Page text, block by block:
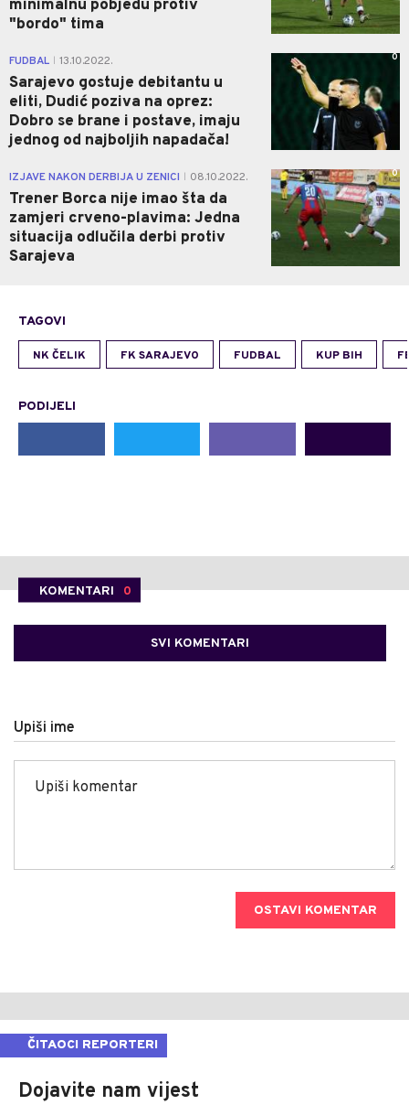
minimalnu pobjedu protiv
"bordo" tima
FUDBAL 13.10.2022.
Sarajevo gostuje debitantu u
eliti, Dudić poziva na oprez:
Dobro se brane i postave, imaju
jednog od najboljih napadača!
0
IZJAVE NAKON DERBIJA U ZENICI 08.10.2022.
Trener Borca nije imao šta da
zamjeri crveno-plavima: Jedna
situacija odlučila derbi protiv
Sarajeva
0
TAGOVI
NK ČELIK FK SARAJEVO FUDBAL KUP BIH
PODIJELI
KOMENTARI 0
SVI KOMENTARI
Upiši ime
OSTAVI KOMENTAR
ČITAOCI REPORTERI
Dojavite nam vijest